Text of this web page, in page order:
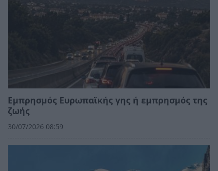
Εμπρησμός Ευρωπαϊκής γης ή εμπρησμός της
ζωής
30/07/2026 08:59